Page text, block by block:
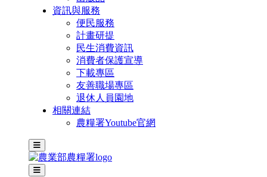
資訊與服務
便民服務
計畫研提
民生消費資訊
消費者保護宣導
下載專區
友善職場專區
退休人員園地
相關連結
農糧署Youtube官網
主選單
其他網站選單